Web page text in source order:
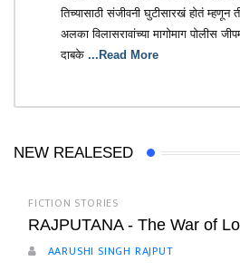
तिच्यासाठी संजीवनी घुटीसारखं होतं म्हणून
अलका विलासरावांच्या मागोमाग पोलीस
दाबके ...Read More
NEW REALESED
FICTION STORIES
RAJPUTANA - The War of
AARUSHI SINGH RAJPUT